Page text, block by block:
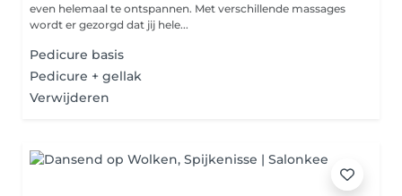
even helemaal te ontspannen. Met verschillende massages
wordt er gezorgd dat jij hele...
Pedicure basis
Pedicure + gellak
Verwijderen